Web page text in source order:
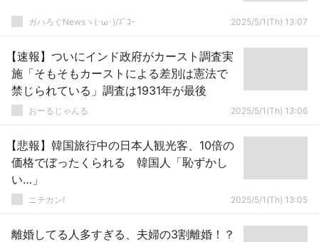
ガハろぐNewsヽ(･ω･)/ｽﾞｺｰ 2025/5/1(Th) 13:07
【速報】ついにインド政府がカースト調査実
施「そもそもカーストによる差別は憲法で
禁じられている」調査は1931年が最後
おーるじゃんる 2025/5/1(Th) 13:06
【悲報】韓国旅行中の日本人観光客、10倍の
価格でぼったくられる 韓国人「恥ずかし
い…」
ニチカン! 2025/5/1(Th) 13:05
離婚してる人多すぎる、夫婦の3割離婚！？